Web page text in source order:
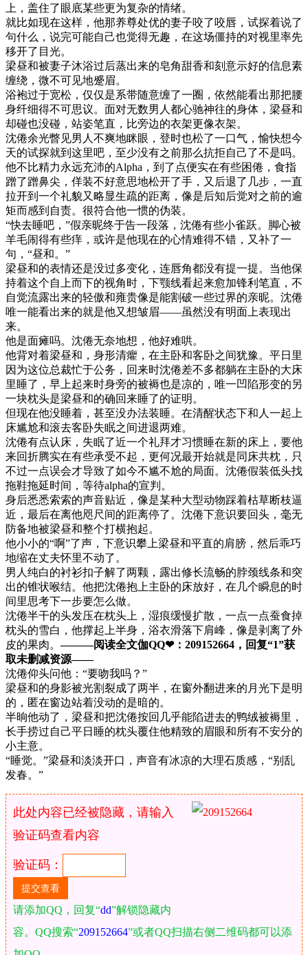
上，盖住了眼底某些更为复杂的情绪。
就比如现在这样，他那养尊处优的妻子咬了咬唇，试探着说了
句什么，说完可能自己也觉得无趣，在这场僵持的对视里率先
移开了目光。
梁昼和被妻子沐浴过后蒸出来的皂角甜香和刻意示好的信息素
缠绕，微不可见地蹙眉。
浴袍过于宽松，仅仅是系带随意缠了一圈，依然能看出那把腰
身纤细得不可思议。面对无数男人都心驰神往的身体，梁昼和
却碰也没碰，站姿笔直，比旁边的衣架更像衣架。
沈倦余光瞥见男人不爽地眯眼，登时也松了一口气，愉快想今
天的试探就到这里吧，至少没有之前那么抗拒自己了不是吗。
他不比精力永远充沛的Alpha，到了点便实在有些困倦，食指
蹭了蹭鼻尖，佯装不好意思地松开了手，又后退了几步，一直
拉开到一个礼貌又略显生疏的距离，像是后知后觉对之前的逾
矩而感到自责。很符合他一惯的伪装。
“快去睡吧，”假亲昵终于告一段落，沈倦有些小雀跃。脚心被
羊毛闹得有些痒，或许是他现在的心情难得不错，又补了一
句，“昼和。”
梁昼和的表情还是没过多变化，连唇角都没有提一提。当他保
持着这个自上而下的视角时，下颚线看起来愈加锋利笔直，不
自觉流露出来的轻傲和雍贵像是能割破一些过界的亲昵。沈倦
唯一能看出来的就是他又想皱眉——虽然没有明面上表现出
来。
他是面瘫吗。沈倦无奈地想，他好难哄。
他背对着梁昼和，身形清癯，在主卧和客卧之间犹豫。平日里
因为这位总裁忙于公务，回来时沈倦差不多都躺在主卧的大床
里睡了，早上起来时身旁的被褥也是凉的，唯一凹陷形变的另
一块枕头是梁昼和的确回来睡了的证明。
但现在他没睡着，甚至没办法装睡。在清醒状态下和人一起上
床尴尬和滚去客卧失眠之间进退两难。
沈倦有点认床，失眠了近一个礼拜才习惯睡在新的床上，要他
来回折腾实在有些承受不起，更何况最开始就是同床共枕，只
不过一点误会才导致了如今不尴不尬的局面。沈倦假装低头找
拖鞋拖延时间，等待alpha的宣判。
身后悉悉索索的声音贴近，像是某种大型动物踩着枯草断枝逼
近，最后在离他咫尺间的距离停了。沈倦下意识要回头，毫无
防备地被梁昼和整个打横抱起。
他小小的“啊”了声，下意识攀上梁昼和平直的肩膀，然后乖巧
地缩在丈夫怀里不动了。
男人纯白的衬衫扣子解了两颗，露出修长流畅的脖颈线条和突
出的锥状喉结。他把沈倦抱上主卧的床放好，在几个瞬息的时
间里思考下一步要怎么做。
沈倦半干的头发压在枕头上，湿痕缓慢扩散，一点一点蚕食掉
枕头的雪白，他撑起上半身，浴衣滑落下肩峰，像是剥离了外
皮的果肉。———阅读全文伽QQ❤：209152664，回复“1”获
取未删减资源—​​​​—
沈倦仰头问他：“要吻我吗？”
梁昼和的身影被光割裂成了两半，在窗外翻进来的月光下是明
的，匿在窗边站着没动的是暗的。
半晌他动了，梁昼和把沈倦按回几乎能陷进去的鸭绒被褥里，
长手捞过自己平日睡的枕头覆住他精致的眉眼和所有不安分的
小主意。
“睡觉。”梁昼和淡淡开口，声音有冰凉的大理石质感，“别乱
发春。”
此处内容已经被隐藏，请输入
验证码查看内容
验证码：
请添加QQ，回复“dd”解锁隐藏内
容。QQ搜索“209152664”或者QQ扫描右侧二维码都可以添